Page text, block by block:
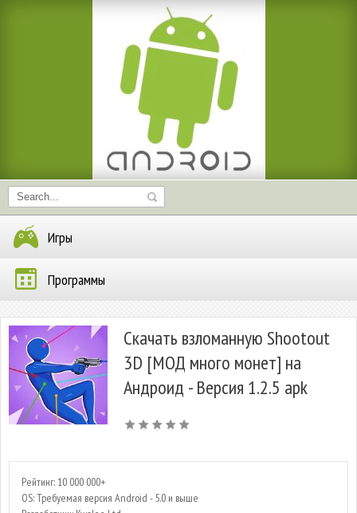
Игры
Программы
Скачать взломанную Shootout
3D [МОД много монет] на
Андроид - Версия 1.2.5 apk
Рейтинг: 10 000 000+
OS: Требуемая версия Android - 5.0 и выше